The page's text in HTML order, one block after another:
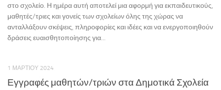
στο σχολείο. Η ημέρα αυτή αποτελεί μια αφορμή για εκπαιδευτικούς,
μαθητές/τριες και γονείς των σχολείων όλης της χώρας να
ανταλλάξουν σκέψεις, πληροφορίες και ιδέες και να ενεργοποιηθούν
δράσεις ευαισθητοποίησης για...
1 ΜΑΡΤΊΟΥ 2024
Εγγραφές μαθητών/τριών στα Δημοτικά Σχολεία